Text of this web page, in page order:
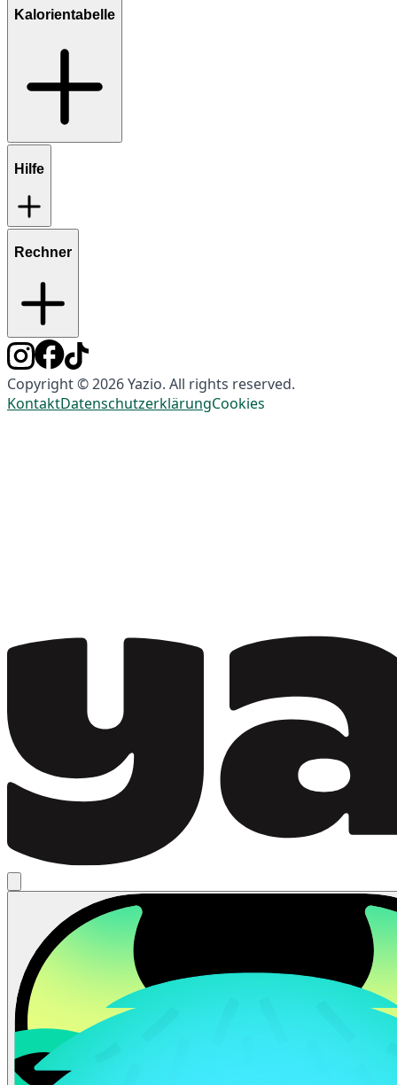
Kalorientabelle
Hilfe
Rechner
Copyright © 2026 Yazio. All rights reserved.
KontaktDatenschutzerklärungCookies